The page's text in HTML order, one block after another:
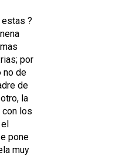
estas ?
por
no de
de
la
con los
el
pone
muy